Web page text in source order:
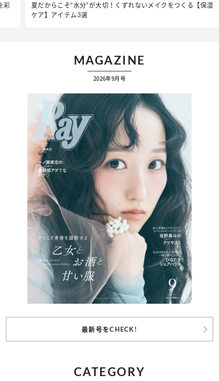
夏だからこそ“水分”が大切！くずれないメイクをつくる【保湿
ケア】アイテム3選
MAGAZINE
2026年9月号
最新号をCHECK!
CATEGORY